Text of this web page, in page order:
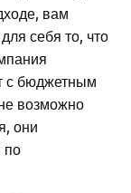
вам
себя то, что
с бюджетным
возможно
они
по